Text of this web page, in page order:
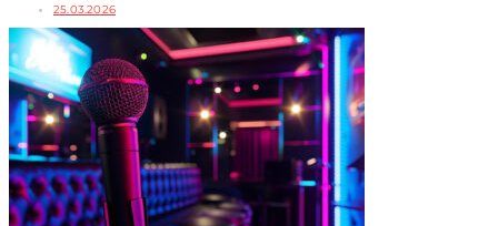
25.03.2026